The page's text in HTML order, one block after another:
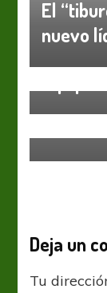
El
nuevo
Deja un
Tu